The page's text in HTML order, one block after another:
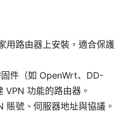
用路由器上安裝，適合保護
件（如 OpenWrt、DD-
VPN 功能的路由器。
賬號、伺服器地址與協議。